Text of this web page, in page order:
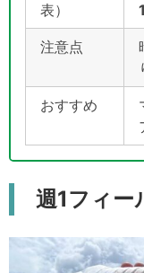
表）
注意点
おすすめ
週1フィー